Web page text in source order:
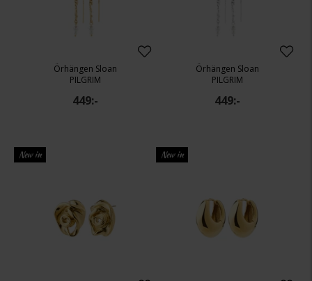
Örhängen Sloan
PILGRIM
449:-
Örhängen Sloan
PILGRIM
449:-
New in New in